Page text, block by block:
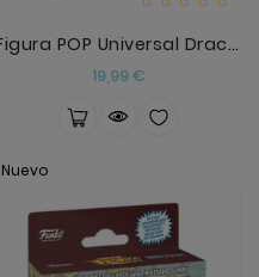
Figura POP Universal Dracula
19,99 €Precio
Nuevo